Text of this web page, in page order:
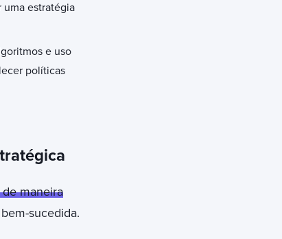
uma estratégia
e uso
políticas
maneira
sucedida.